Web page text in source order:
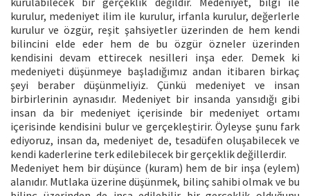
kurulur, medeniyet ilim ile kurulur, irfanla kurulur, değerlerle
kurulur ve özgür, reşit şahsiyetler üzerinden de hem kendi
bilincini elde eder hem de bu özgür özneler üzerinden
kendisini devam ettirecek nesilleri inşa eder. Demek ki
medeniyeti düşünmeye başladığımız andan itibaren birkaç
şeyi beraber düşünmeliyiz. Çünkü medeniyet ve insan
birbirlerinin aynasıdır. Medeniyet bir insanda yansıdığı gibi
insan da bir medeniyet içerisinde bir medeniyet ortamı
içerisinde kendisini bulur ve gerçekleştirir. Öyleyse şunu fark
ediyoruz, insan da, medeniyet de, tesadüfen oluşabilecek ve
kendi kaderlerine terk edilebilecek bir gerçeklik değillerdir.
Medeniyet hem bir düşünce (kuram) hem de bir inşa (eylem)
alanıdır. Mutlaka üzerine düşünmek, bilinç sahibi olmak ve bu